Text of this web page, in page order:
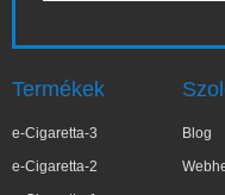
Termékek
e-Cigaretta-3
e-Cigaretta-2
Blog